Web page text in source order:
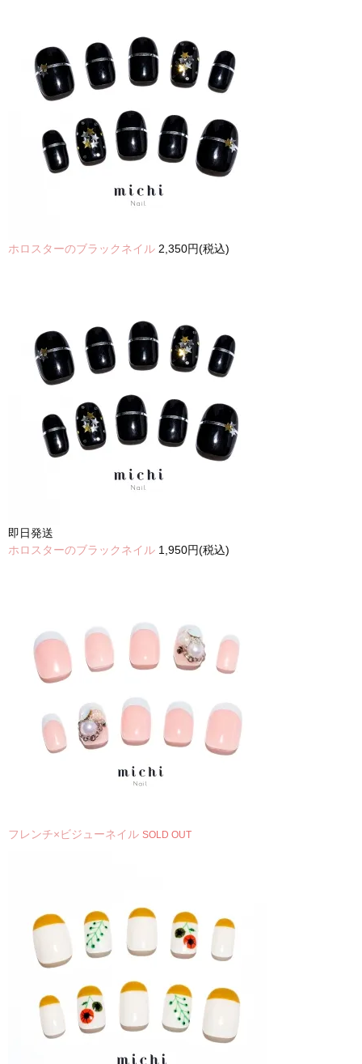
ホロスターのブラックネイル 2,350円(税込)
即日発送
ホロスターのブラックネイル 1,950円(税込)
フレンチ×ビジューネイル SOLD OUT